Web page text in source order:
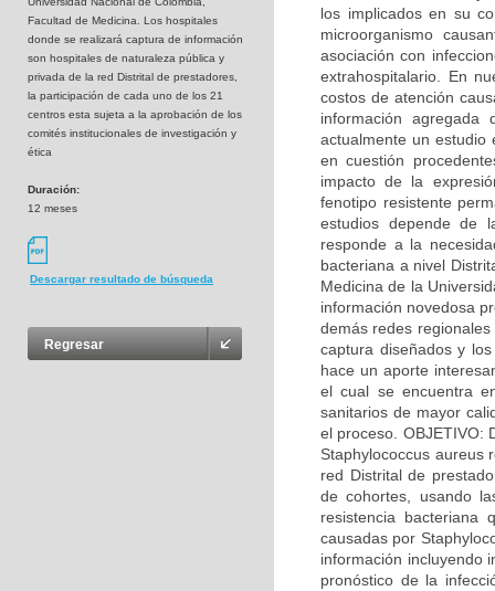
Facultad de Medicina. Los hospitales
donde se realizará captura de información
son hospitales de naturaleza pública y
privada de la red Distrital de prestadores,
la participación de cada uno de los 21
centros esta sujeta a la aprobación de los
comités institucionales de investigación y
ética
Duración:
12 meses
Descargar resultado de búsqueda
Regresar
los implicados en su
microorganismo
asociación con
extrahospitalario. En
costos de atención
información agregada
actualmente un estudio
en cuestión
impacto de la
fenotipo resistente
estudios depende de
responde a la
bacteriana a nivel
Medicina de la
información novedosa
demás redes
captura diseñados y
hace un aporte
el cual se encuentra
sanitarios de mayor
el proceso. OBJETIVO:
Staphylococcus aureus
red Distrital de
de cohortes, usando
resistencia bacteriana
causadas por
información incluyendo
pronóstico de la